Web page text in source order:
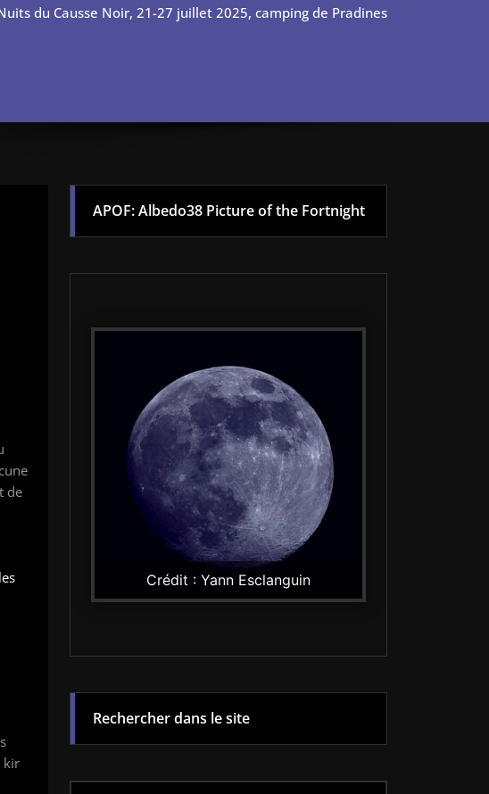
du Causse Noir, 21-27 juillet 2025, camping de Pradines
de
kir
APOF: Albedo38 Picture of the Fortnight
Crédit : Yann Esclanguin
Rechercher dans le site